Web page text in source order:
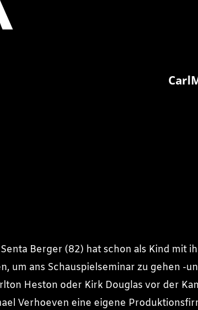
Berger (82) hat schon als Kind mit
um ans Schauspielseminar zu gehen -
Heston oder Kirk Douglas vor der
Verhoeven eine eigene